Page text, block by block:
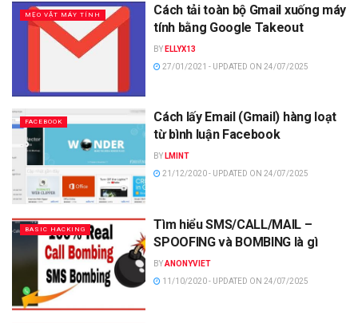
MẸO VẶT MÁY TÍNH
Cách tải toàn bộ Gmail xuống máy
tính bằng Google Takeout
BY ELLYX13
27/01/2021 - UPDATED ON 24/07/2025
FACEBOOK
Cách lấy Email (Gmail) hàng loạt
từ bình luận Facebook
BY LMINT
21/12/2020 - UPDATED ON 24/07/2025
BASIC HACKING
Tìm hiểu SMS/CALL/MAIL –
SPOOFING và BOMBING là gì
BYANONYVIET
11/10/2020 - UPDATED ON 24/07/2025